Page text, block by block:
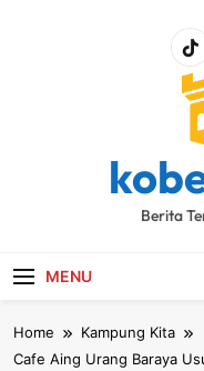
Berita
MENU
Home
Kampung Kita
Cafe Aing Urang Baraya